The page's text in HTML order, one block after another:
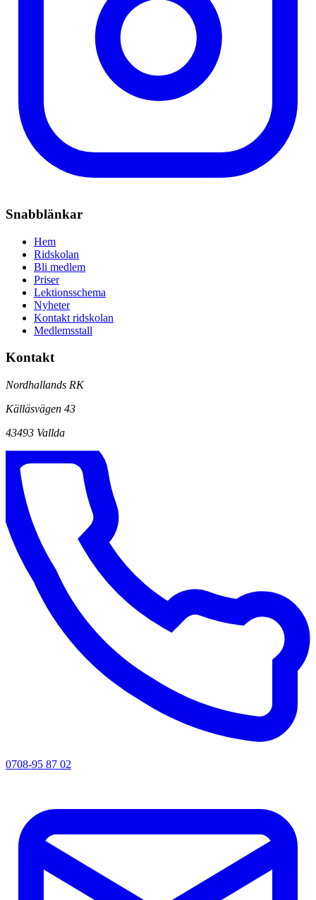
Snabblänkar
Hem
Ridskolan
Bli medlem
Priser
Lektionsschema
Nyheter
Kontakt ridskolan
Medlemsstall
Kontakt
Nordhallands RK
Källäsvägen 43
43493 Vallda
0708-95 87 02